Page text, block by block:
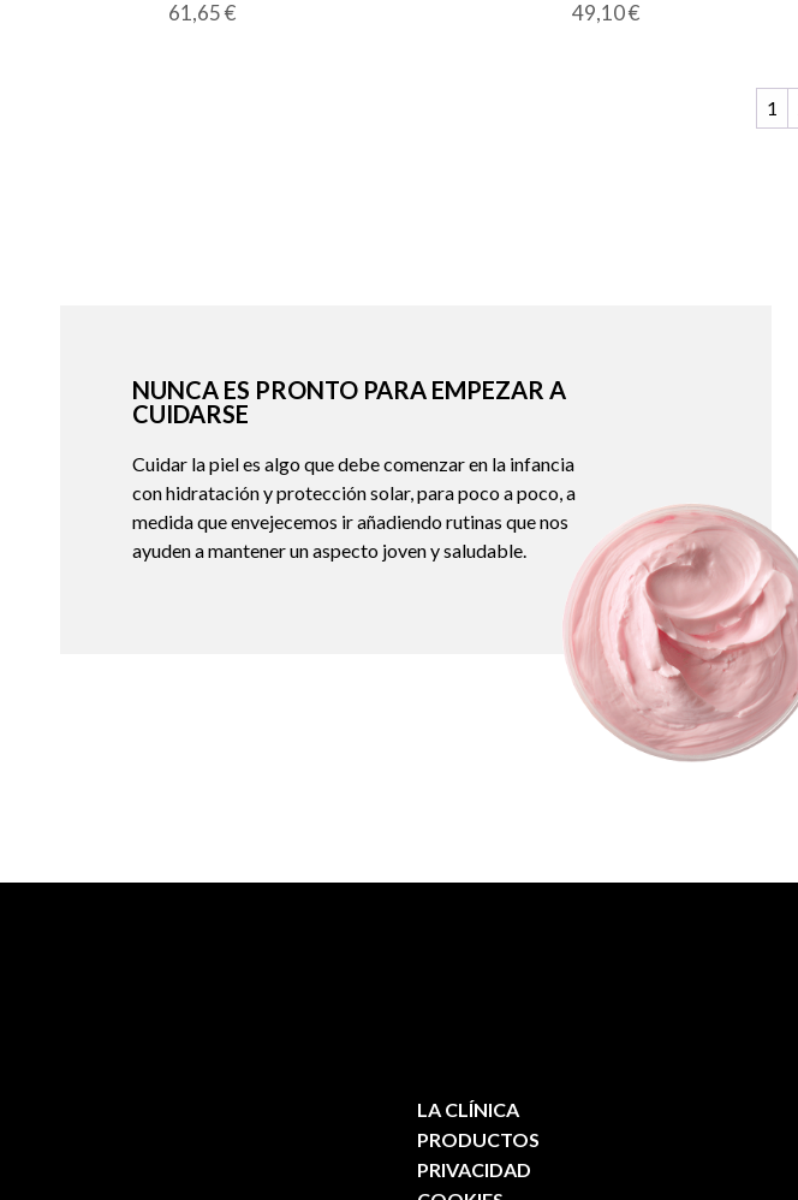
61,65€ 49,10€
1
NUNCA ES PRONTO PARA EMPEZAR A
CUIDARSE
Cuidar la piel es algo que debe comenzar en la infancia
con hidratación y protección solar, para poco a poco, a
medida que envejecemos ir añadiendo rutinas que nos
ayuden a mantener un aspecto joven y saludable.
LA CLÍNICA
PRODUCTOS
PRIVACIDAD